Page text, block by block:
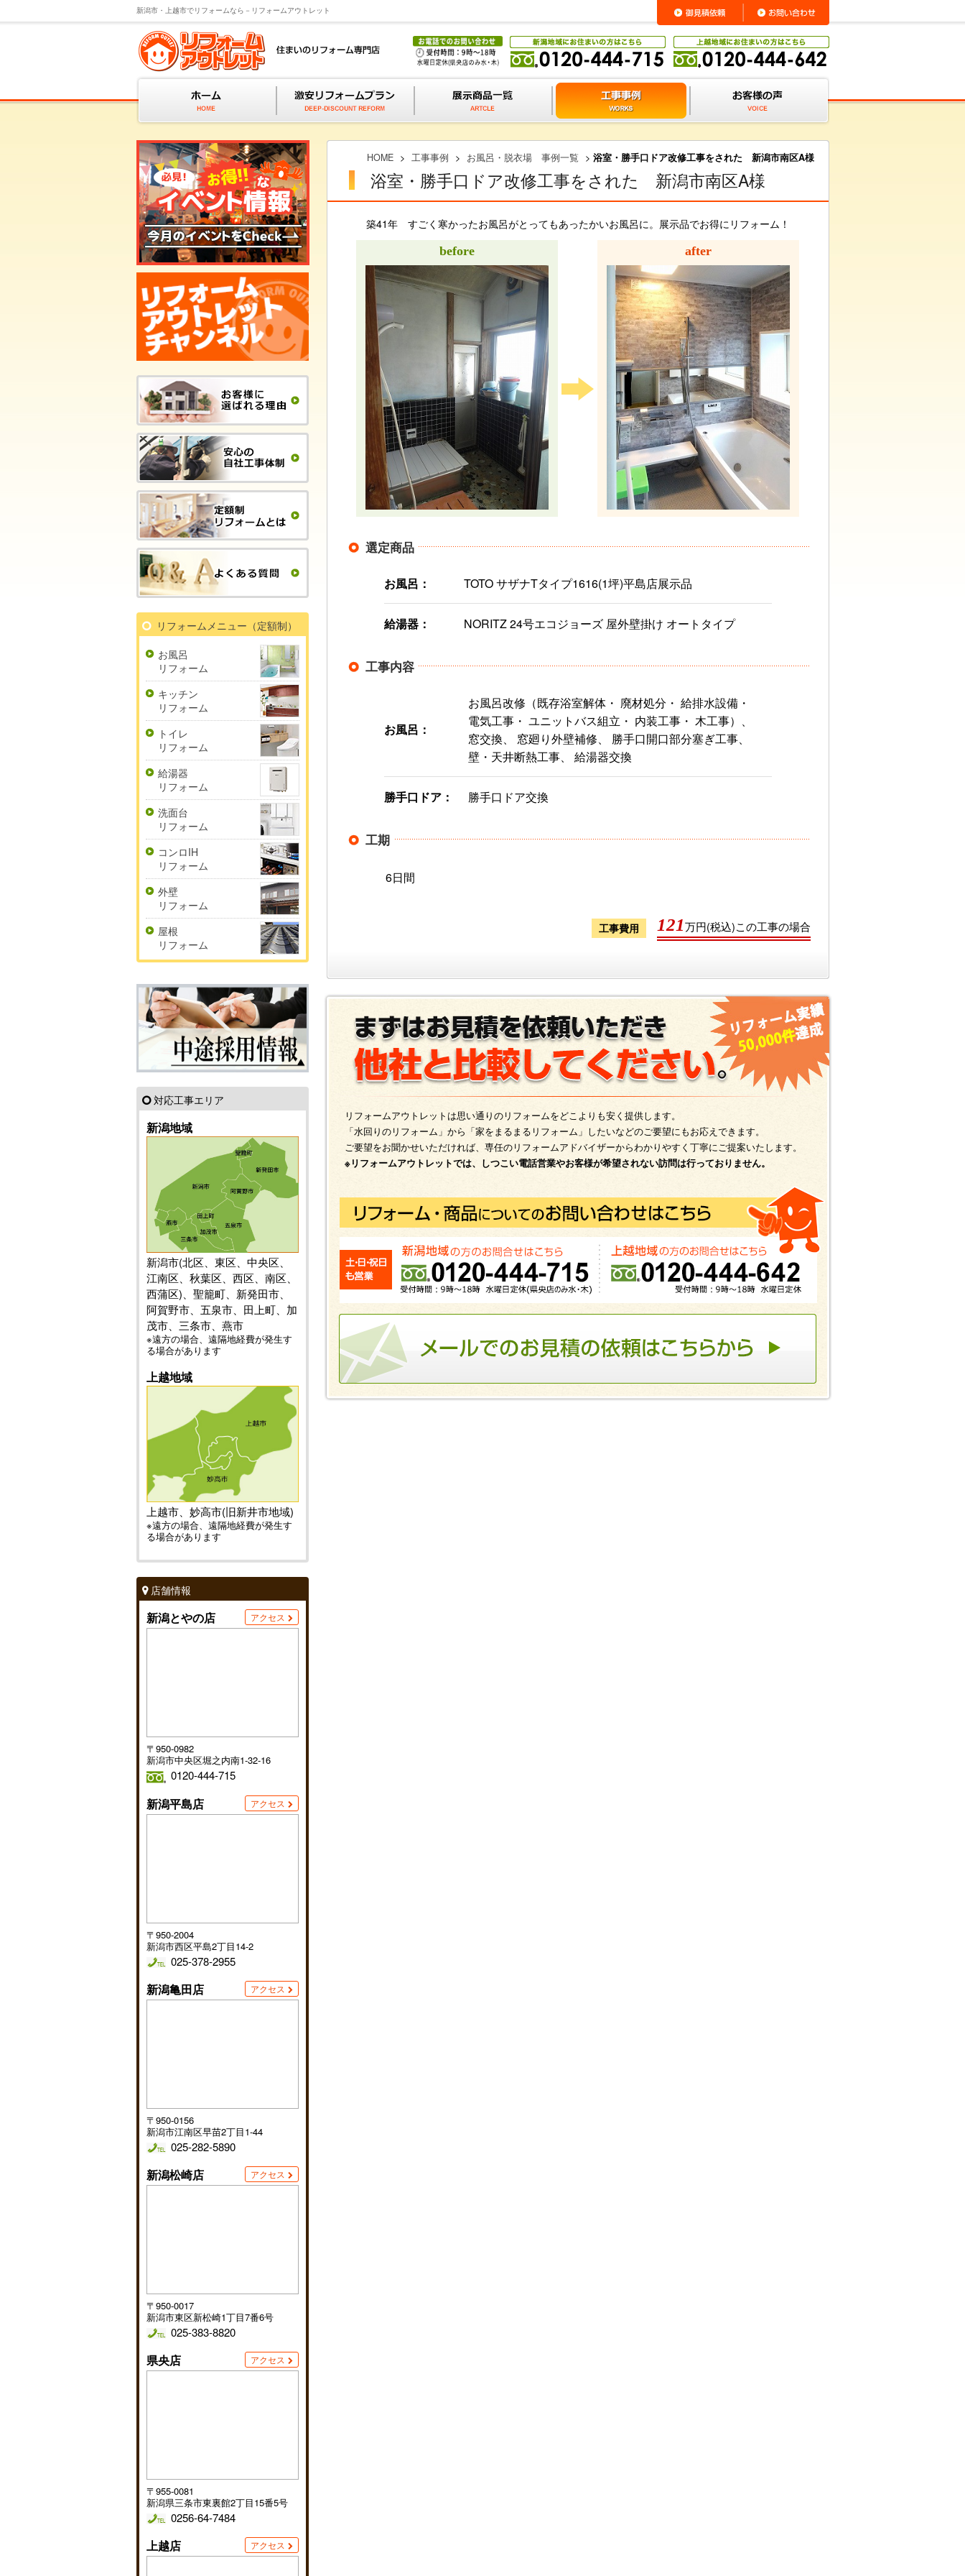
新潟市・上越市でリフォームなら－リフォームアウトレット
HOME > 工事事例 > お風呂・脱衣場 事例一覧 > 浴室・勝手口ドア改修工事をされた 新潟市南区A様
浴室・勝手口ドア改修工事をされた 新潟市南区A様
築41年 すごく寒かったお風呂がとってもあったかいお風呂に。展示品でお得にリフォーム！
before
after
選定商品
お風呂： TOTO サザナTタイプ1616(1坪)平島店展示品
給湯器： NORITZ 24号エコジョーズ 屋外壁掛け オートタイプ
工事内容
お風呂：
お風呂改修（既存浴室解体・ 廃材処分・ 給排水設備・
電気工事・ ユニットバス組立・ 内装工事・ 木工事）、
窓交換、 窓廻り外壁補修、 勝手口開口部分塞ぎ工事、
壁・天井断熱工事、 給湯器交換
勝手口ドア： 勝手口ドア交換
工期
6日間
工事費用 121万円(税込)この工事の場合
リフォームアウトレットは思い通りのリフォームをどこよりも安く提供します。
「水回りのリフォーム」から「家をまるまるリフォーム」したいなどのご要望にもお応えできます。
ご要望をお聞かせいただければ、専任のリフォームアドバイザーからわかりやすく丁寧にご提案いたします。
※リフォームアウトレットでは、しつこい電話営業やお客様が希望されない訪問は行っておりません。
リフォームメニュー（定額制）
お風呂
リフォーム
キッチン
リフォーム
トイレ
リフォーム
給湯器
リフォーム
洗面台
リフォーム
コンロIH
リフォーム
外壁
リフォーム
屋根
リフォーム
対応工事エリア
新潟地域
新潟市(北区、東区、中央区、
江南区、秋葉区、西区、南区、
西蒲区)、聖籠町、新発田市、
阿賀野市、五泉市、田上町、加
茂市、三条市、燕市
※遠方の場合、遠隔地経費が発生す
る場合があります
上越地域
上越市、妙高市(旧新井市地域)
※遠方の場合、遠隔地経費が発生す
る場合があります
店舗情報
新潟とやの店 アクセス
〒950-0982
新潟市中央区堀之内南1-32-16
0120-444-715
新潟平島店 アクセス
〒950-2004
新潟市西区平島2丁目14-2
025-378-2955
新潟亀田店 アクセス
〒950-0156
新潟市江南区早苗2丁目1-44
025-282-5890
新潟松崎店 アクセス
〒950-0017
新潟市東区新松崎1丁目7番6号
025-383-8820
県央店 アクセス
〒955-0081
新潟県三条市東裏館2丁目15番5号
0256-64-7484
上越店 アクセス